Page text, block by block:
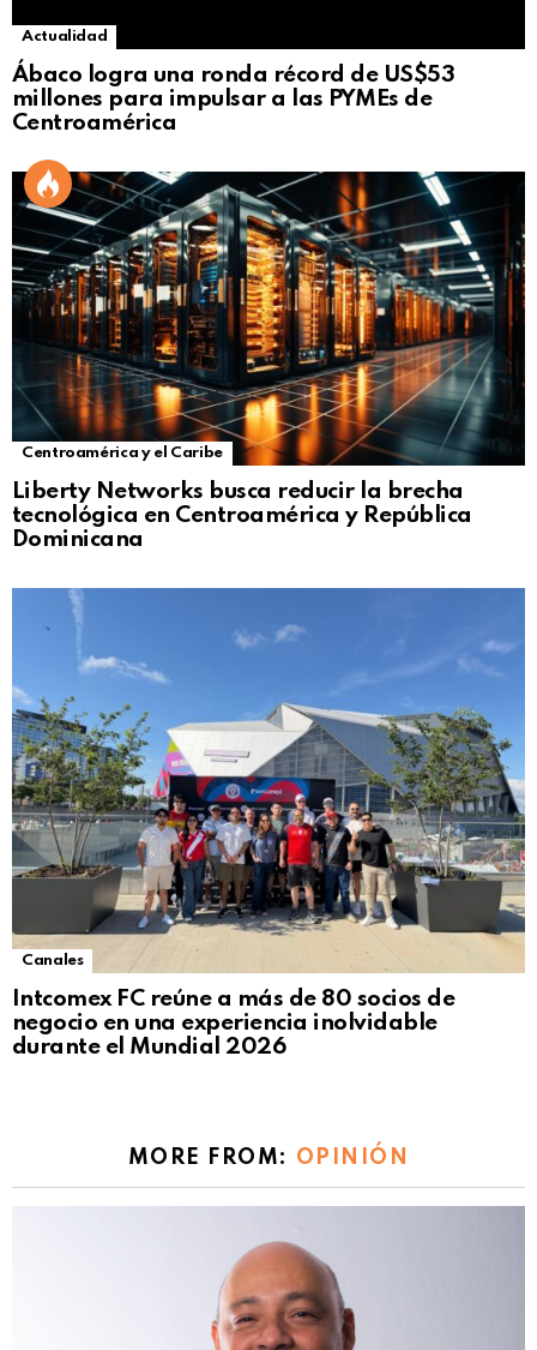
Actualidad
Ábaco logra una ronda récord de US$53
millones para impulsar a las PYMEs de
Centroamérica
Centroamérica y el Caribe
Liberty Networks busca reducir la brecha
tecnológica en Centroamérica y República
Dominicana
Canales
Intcomex FC reúne a más de 80 socios de
negocio en una experiencia inolvidable
durante el Mundial 2026
MORE FROM: OPINIÓN